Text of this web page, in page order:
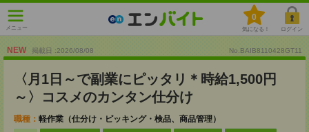
メニュー
0
気になる！ ログイン
NEW 掲載日 :2026/08/08 No.BAIB8110428GT11
〈月1日～で副業にピッタリ＊時給1,500円
～〉コスメのカンタン仕分け
職種： 軽作業（仕分け・ピッキング・検品、商品管理）